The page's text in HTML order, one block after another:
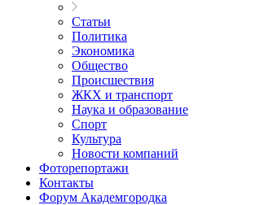
Статьи
Политика
Экономика
Общество
Происшествия
ЖКХ и транспорт
Наука и образование
Спорт
Культура
Новости компаний
Фоторепортажи
Контакты
Форум Академгородка